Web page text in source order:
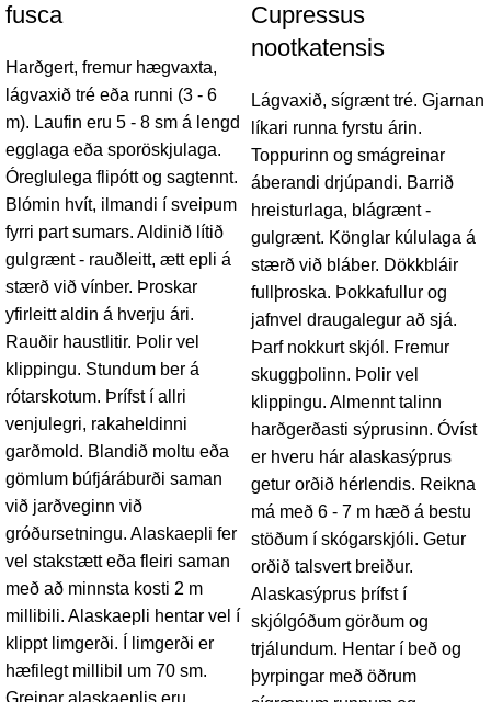
fusca
Harðgert, fremur hægvaxta,
lágvaxið tré eða runni (3 - 6
m). Laufin eru 5 - 8 sm á lengd
egglaga eða sporöskjulaga.
Óreglulega flipótt og sagtennt.
Blómin hvít, ilmandi í sveipum
fyrri part sumars. Aldinið lítið
gulgrænt - rauðleitt, ætt epli á
stærð við vínber. Þroskar
yfirleitt aldin á hverju ári.
Rauðir haustlitir. Þolir vel
klippingu. Stundum ber á
rótarskotum. Þrífst í allri
venjulegri, rakaheldinni
garðmold. Blandið moltu eða
gömlum búfjáráburði saman
við jarðveginn við
gróðursetningu. Alaskaepli fer
vel stakstætt eða fleiri saman
með að minnsta kosti 2 m
millibili. Alaskaepli hentar vel í
klippt limgerði. Í limgerði er
hæfilegt millibil um 70 sm.
Greinar alaskaeplis eru
Cupressus
nootkatensis
Lágvaxið, sígrænt tré. Gjarnan
líkari runna fyrstu árin.
Toppurinn og smágreinar
áberandi drjúpandi. Barrið
hreisturlaga, blágrænt -
gulgrænt. Könglar kúlulaga á
stærð við bláber. Dökkbláir
fullþroska. Þokkafullur og
jafnvel draugalegur að sjá.
Þarf nokkurt skjól. Fremur
skuggþolinn. Þolir vel
klippingu. Almennt talinn
harðgerðasti sýprusinn. Óvíst
er hveru hár alaskasýprus
getur orðið hérlendis. Reikna
má með 6 - 7 m hæð á bestu
stöðum í skógarskjóli. Getur
orðið talsvert breiður.
Alaskasýprus þrífst í
skjólgóðum görðum og
trjálundum. Hentar í beð og
þyrpingar með öðrum